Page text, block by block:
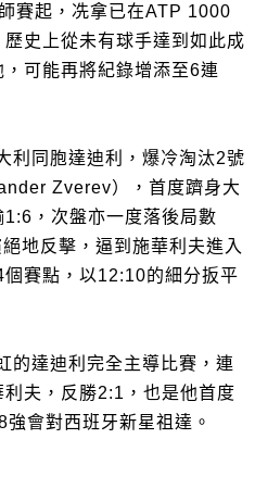
賽起，冼拿已在ATP 1000
史上從未有球手達到如此成
可能再將紀錄增添至6連
利同胞達迪利，爆冷淘汰2號
Zverev），首度躋身大
，次盤亦一度落後局數
地反擊，逼到施華利夫進入
賽點，以12:10的細分扳平
的達迪利完全主導比賽，連
夫，反勝2:1，也是他首度
會對西班牙新星祖達。